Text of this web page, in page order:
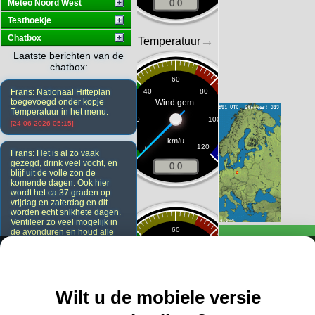
Meteo Noord West
Testhoekje
Chatbox
Laatste berichten van de
chatbox:
Frans: Nationaal Hitteplan
toegevoegd onder kopje
Temperatuur in het menu.
[24-06-2026 05:15]
Frans: Het is al zo vaak
gezegd, drink veel vocht, en
blijf uit de volle zon de
komende dagen. Ook hier
wordt het ca 37 graden op
vrijdag en zaterdag en dit
worden echt snikhete dagen.
Ventileer zo veel mogelijk in
de avonduren en houd alle
Wilt u de mobiele versie